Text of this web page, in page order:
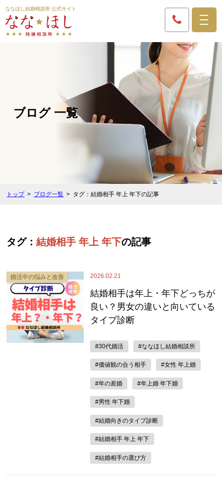
ななほし結婚相談所 公式サイト
ブログ 一覧
トップ ブログ一覧 タグ：結婚相手 年上 年下の記事
タグ：結婚相手 年上 年下の記事
2026.02.21
婚活中の悩みと改善
結婚相手は年上・年下どっちが
良い？男女の違いと向いている
タイプ診断
#30代婚活 #ななほし結婚相談所
#価値観の合う相手 #女性 年上婚
#年の差婚 #年上婚 年下婚
#男性 年下婚
#結婚向きのタイプ診断
#結婚相手 年上 年下
#結婚相手の選び方